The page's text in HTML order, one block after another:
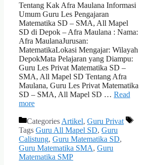
Tentang Kak Afra Maulana Informasi
Umum Guru Les Pengajaran
Matematika SD – SMA, All Mapel
SD di Depok – Afra Maulana : Nama:
Afra MaulanaJurusan:
MatematikaLokasi Mengajar: Wilayah
DepokMata Pelajaran yang Diampu:
Guru Les Privat Matematika SD –
SMA, All Mapel SD Tentang Afra
Maulana, Guru Les Privat Matematika
SD – SMA, All Mapel SD … Read
more
Categories Artikel, Guru Privat
Tags Guru All Mapel SD, Guru
Calistung, Guru Matematika SD,
Guru Matematika SMA, Guru
Matematika SMP